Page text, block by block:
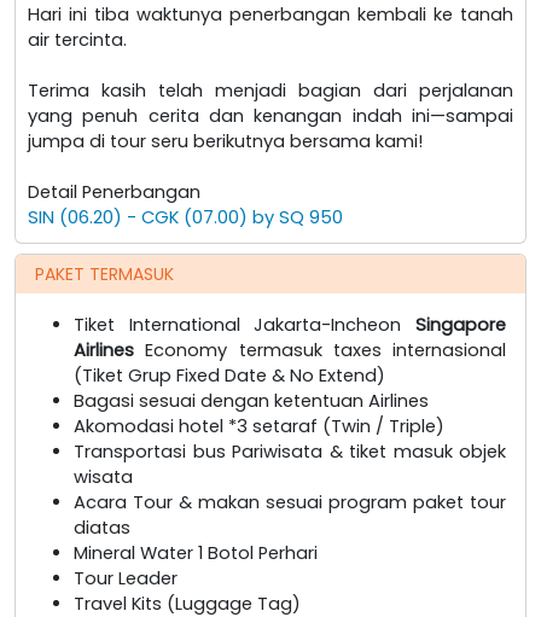
Hari ini tiba waktunya penerbangan kembali ke tanah
air tercinta.
Terima kasih telah menjadi bagian dari perjalanan
yang penuh cerita dan kenangan indah ini—sampai
jumpa di tour seru berikutnya bersama kami!
Detail Penerbangan
SIN (06.20) - CGK (07.00) by SQ 950
PAKET TERMASUK
Tiket International Jakarta-Incheon Singapore
Airlines Economy termasuk taxes internasional
(Tiket Grup Fixed Date & No Extend)
Bagasi sesuai dengan ketentuan Airlines
Akomodasi hotel *3 setaraf (Twin / Triple)
Transportasi bus Pariwisata & tiket masuk objek
wisata
Acara Tour & makan sesuai program paket tour
diatas
Mineral Water 1 Botol Perhari
Tour Leader
Travel Kits (Luggage Tag)